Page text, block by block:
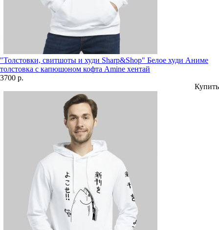
"Толстовки, свитшоты и худи Sharp&Shop" Белое худи Аниме
толстовка с капюшоном кофта Amine хентай
3700 р.
Купить